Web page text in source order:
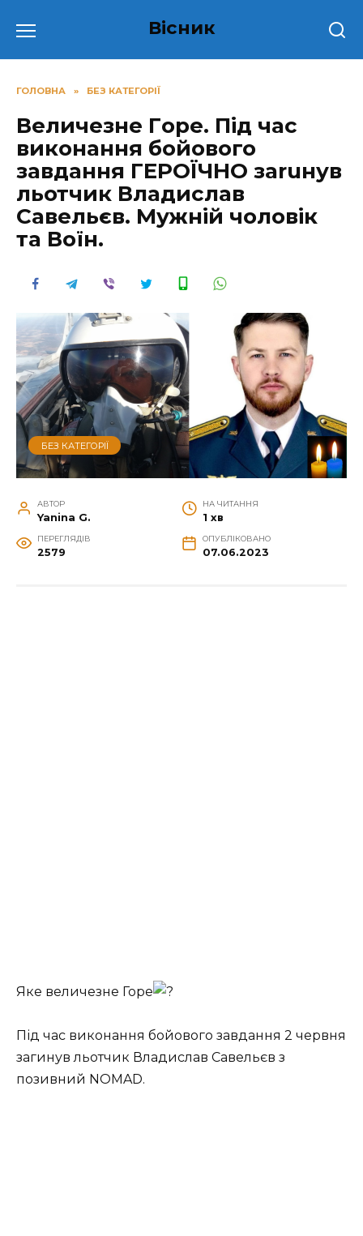
до
Вісник
ГОЛОВНА » БЕЗ КАТЕГОРІЇ
Величезне Гopе. Під час
виконання бойового
завдання ГЕРОЇЧНО заruнув
льотчик Владислав
Савельєв. Мужній чоловік
та Воїн.
БЕЗ КАТЕГОРІЇ
АВТОР
Yanina G.
НА ЧИТАННЯ
1 хв
ПЕРЕГЛЯДІВ
2579
ОПУБЛІКОВАНО
07.06.2023
Яке величезне Горе
Під час виконання бойового завдання 2 червня
загинув льотчик Владислав Савельєв з
позивний NOMAD.